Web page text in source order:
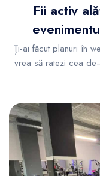
Fii activ
Ți-ai făcut planuri în
vrea să ratezi cea